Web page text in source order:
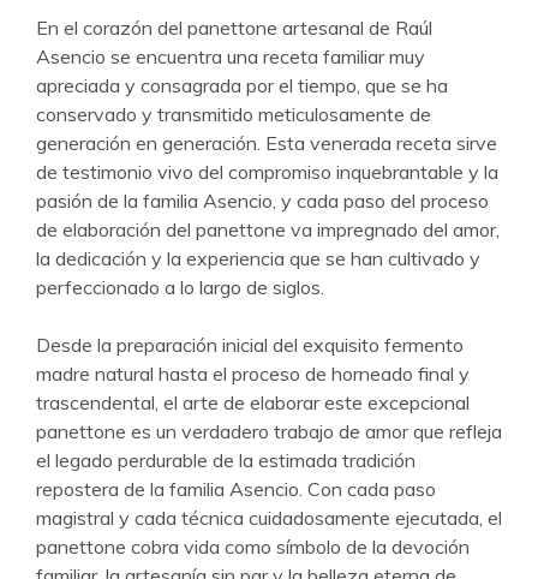
En el corazón del panettone artesanal de Raúl
Asencio se encuentra una receta familiar muy
apreciada y consagrada por el tiempo, que se ha
conservado y transmitido meticulosamente de
generación en generación. Esta venerada receta sirve
de testimonio vivo del compromiso inquebrantable y la
pasión de la familia Asencio, y cada paso del proceso
de elaboración del panettone va impregnado del amor,
la dedicación y la experiencia que se han cultivado y
perfeccionado a lo largo de siglos.
Desde la preparación inicial del exquisito fermento
madre natural hasta el proceso de horneado final y
trascendental, el arte de elaborar este excepcional
panettone es un verdadero trabajo de amor que refleja
el legado perdurable de la estimada tradición
repostera de la familia Asencio. Con cada paso
magistral y cada técnica cuidadosamente ejecutada, el
panettone cobra vida como símbolo de la devoción